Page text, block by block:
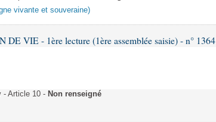
vivante et souveraine)
DE VIE - 1ère lecture (1ère assemblée saisie) - n° 1364
- Article 10 - Non renseigné